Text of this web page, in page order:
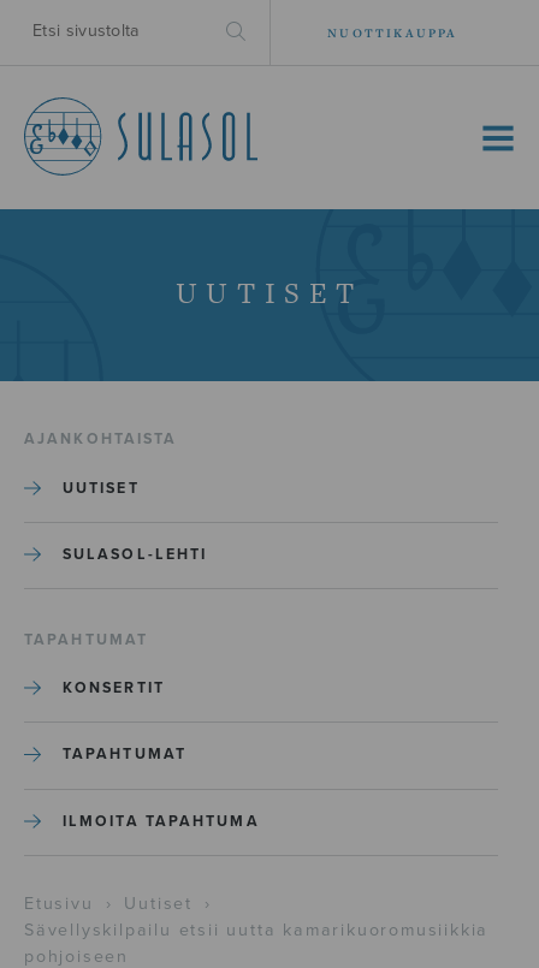
NUOTTIKAUPPA
MENU
UUTISET
AJANKOHTAISTA
UUTISET
SULASOL-LEHTI
TAPAHTUMAT
KONSERTIT
TAPAHTUMAT
ILMOITA TAPAHTUMA
Etusivu › Uutiset
›
Sävellyskilpailu etsii uutta kamarikuoromusiikkia
pohjoiseen